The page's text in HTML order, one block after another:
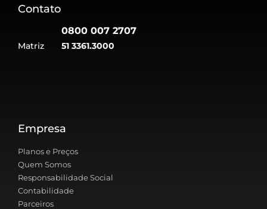
Contato
0800 007 2707
Matriz 51 3361.3000
Empresa
Planos e Preços
Quem Somos
Responsabilidade Social
Contabilidade
Parceiros